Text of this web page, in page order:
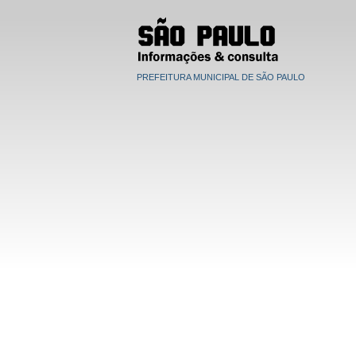
PREFEITURA MUNICIPAL DE SÃO PAULO